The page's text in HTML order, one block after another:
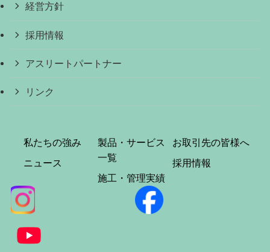
経営方針
採用情報
アスリートパートナー
リンク
私たちの強み
ニュース
製品・サービス
一覧
施工・管理実績
お取引先の皆様へ
採用情報